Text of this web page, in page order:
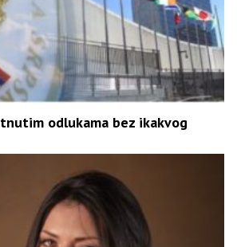
odlukama bez ikakvog